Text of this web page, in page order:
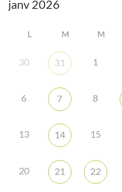
L M M
30 31 1
6 7 8
13 14 15
20 21 22